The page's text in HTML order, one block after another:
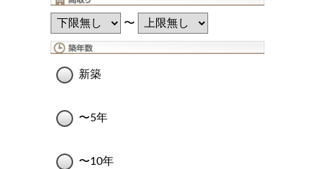
〜
新築
〜5年
〜10年